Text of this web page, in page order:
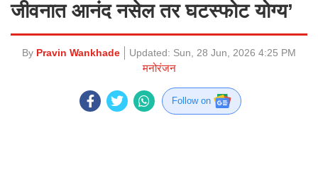
जीवनात आनंद नसेल तर घटस्फोट योग्य’
By Pravin Wankhade Updated: Sun, 28 Jun, 2026 4:25 PM
मनोरंजन
Follow on